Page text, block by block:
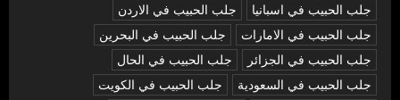
جلب الحبيب في اسبانيا
جلب الحبيب في الاردن
جلب الحبيب في الامارات
جلب الحبيب في البحرين
جلب الحبيب في الجزائر
جلب الحبيب في الحال
جلب الحبيب في السعودية
جلب الحبيب في الكويت